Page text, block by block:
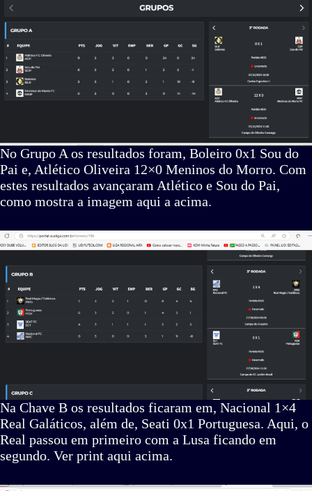
No Grupo A os resultados foram, Boleiro 0x1 Sou do
Pai e, Atlético Oliveira 12×0 Meninos do Morro. Com
estes resultados avançaram Atlético e Sou do Pai,
como mostra a imagem aqui a acima.
Na Chave B os resultados ficaram em, Nacional 1×4
Real Galáticos, além de, Seati 0x1 Portuguesa. Aqui, o
Real passou em primeiro com a Lusa ficando em
segundo. Ver print aqui acima.